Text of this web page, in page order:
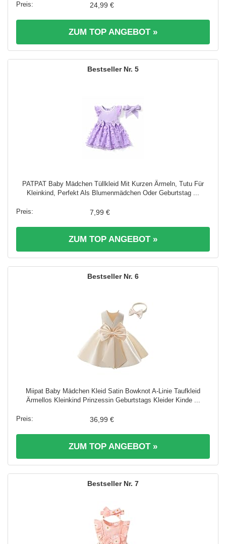
24,99 €
ZUM TOP ANGEBOT »
5
PATPAT Baby Mädchen Tüllkleid Mit Kurzen Ärmeln, Tutu Für
Kleinkind, Perfekt Als Blumenmädchen Oder Geburtstag ...
7,99 €
ZUM TOP ANGEBOT »
6
Miipat Baby Mädchen Kleid Satin Bowknot A-Linie Taufkleid
Ärmellos Kleinkind Prinzessin Geburtstags Kleider Kinde ...
36,99 €
ZUM TOP ANGEBOT »
7